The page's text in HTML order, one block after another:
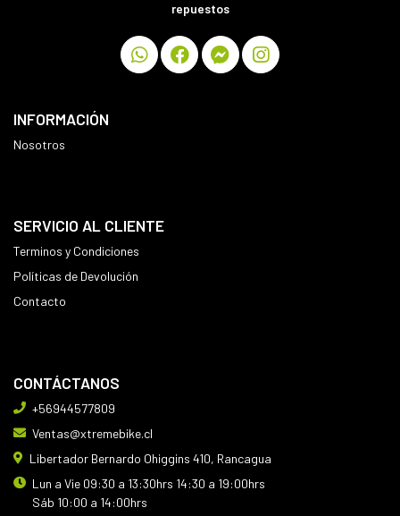
repuestos
INFORMACIÓN
Nosotros
SERVICIO AL CLIENTE
Terminos y Condiciones
Políticas de Devolución
Contacto
CONTÁCTANOS
+56944577809
Ventas@xtremebike.cl
Libertador Bernardo Ohiggins 410, Rancagua
Lun a Vie 09:30 a 13:30hrs 14:30 a 19:00hrs
Sáb 10:00 a 14:00hrs